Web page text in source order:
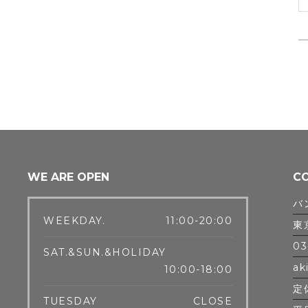
WE ARE OPEN
WEEKDAY. 11:00-20:00
SAT.&SUN.&HOLIDAY
10:00-18:00
TUESDAY CLOSE
バ
東
定